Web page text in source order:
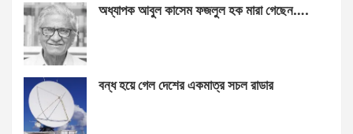
অধ্যাপক আবুল কাসেম ফজলুল হক মারা গেছেন….
বন্ধ হয়ে গেল দেশের একমাত্র সচল রাডার